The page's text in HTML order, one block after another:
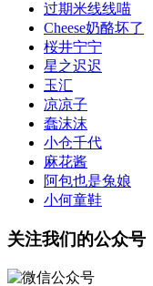
过期米线线喵
Cheese奶酪坏了
桜井宁宁
星之迟迟
玉汇
凉凉子
蠢沫沫
小仓千代
麻花酱
阿包也是兔娘
小何童鞋
关注我们的公众号